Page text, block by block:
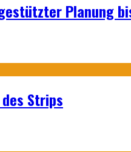
Planung
Strips